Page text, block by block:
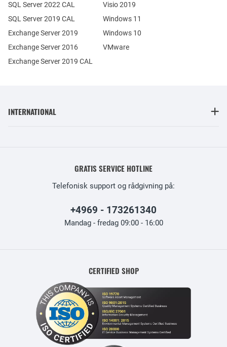
Exchange Server 2019
Exchange Server 2016
SQL Server 2022 CAL
SQL Server 2019 CAL
Exchange Server 2019 CAL
Visio 2019
Windows 11
Windows 10
VMware
INTERNATIONAL
GRATIS SERVICE HOTLINE
Telefonisk support og rådgivning på:
+4969 - 173261340
Mandag - fredag 09:00 - 16:00
CERTIFIED SHOP